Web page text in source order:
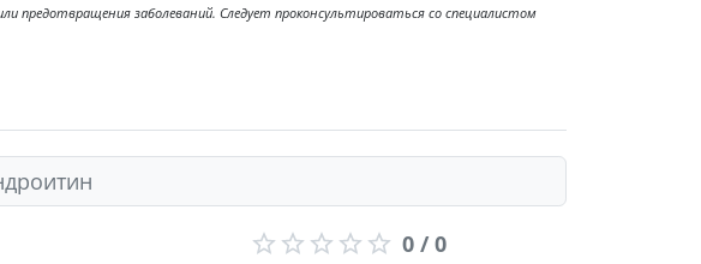
предотвращения заболеваний. Следует проконсультироваться со специалистом
0 / 0